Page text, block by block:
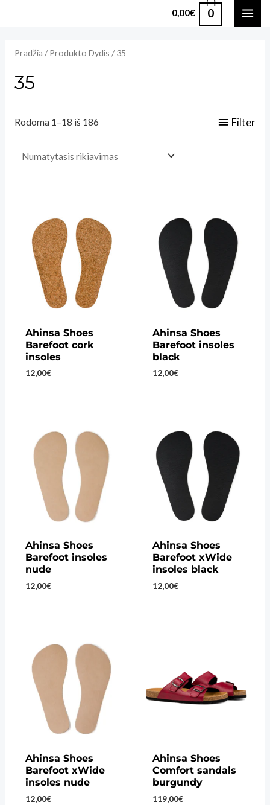
0,00€ 0
Pradžia / Produkto Dydis / 35
35
Rodoma 1–18 iš 186 Filter
Ahinsa Shoes
Barefoot cork
insoles
12,00€
Ahinsa Shoes
Barefoot insoles
black
12,00€
Ahinsa Shoes
Barefoot insoles
nude
12,00€
Ahinsa Shoes
Barefoot xWide
insoles black
12,00€
Ahinsa Shoes
Barefoot xWide
insoles nude
12,00€
Ahinsa Shoes
Comfort sandals
burgundy
119,00€